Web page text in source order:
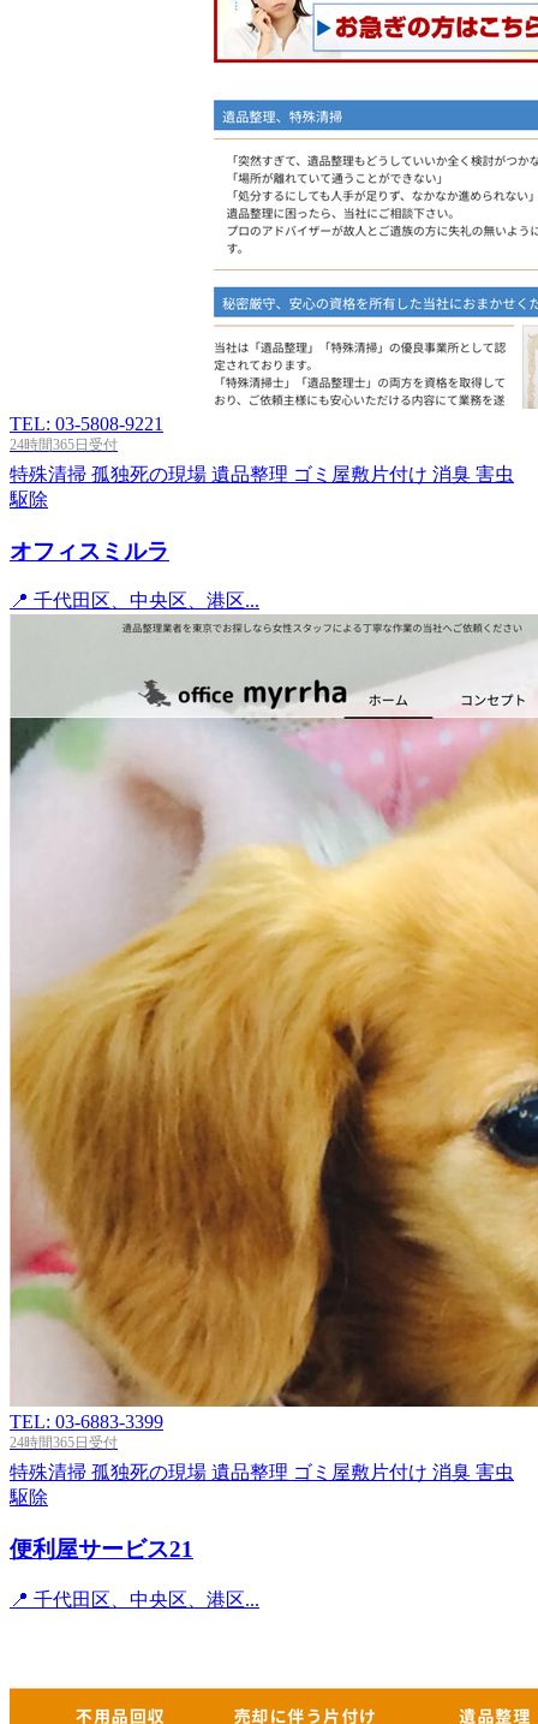
TEL: 03-5808-9221
24時間365日受付
特殊清掃 孤独死の現場 遺品整理 ゴミ屋敷片付け 消臭 害虫
駆除
オフィスミルラ
📍 千代田区、中央区、港区...
TEL: 03-6883-3399
24時間365日受付
特殊清掃 孤独死の現場 遺品整理 ゴミ屋敷片付け 消臭 害虫
駆除
便利屋サービス21
📍 千代田区、中央区、港区...